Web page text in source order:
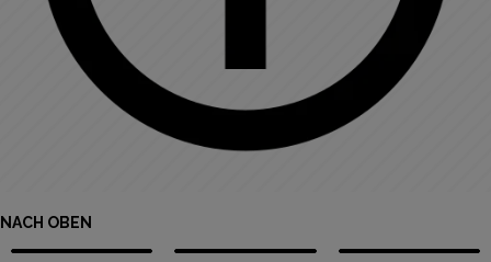
NACH OBEN